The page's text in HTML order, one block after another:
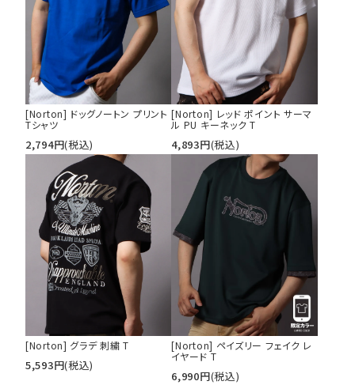
[Norton] ドッグノートン プリント
Tシャツ
2,794円(税込)
[Norton] レッド ポイント サーマ
ル PU キーネック T
4,893円(税込)
[Norton] グラデ 刺繍 T
5,593円(税込)
[Norton] ペイズリー フェイク レ
イヤード T
6,990円(税込)